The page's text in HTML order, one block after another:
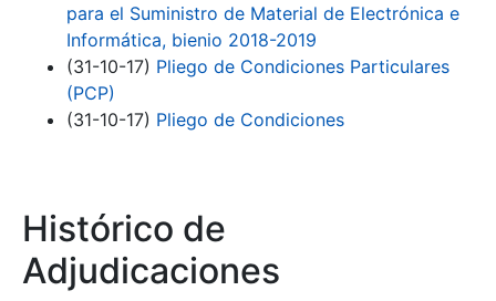
para el Suministro de Material de Electrónica e
Informática, bienio 2018-2019
(31-10-17) Pliego de Condiciones Particulares
(PCP)
(31-10-17) Pliego de Condiciones
Histórico de
Adjudicaciones